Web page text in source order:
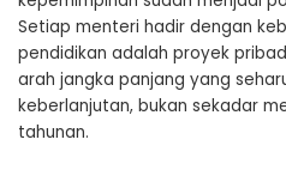
Setiap menteri hadir dengan
pendidikan adalah proyek
arah jangka panjang yang
keberlanjutan, bukan sekadar
tahunan.